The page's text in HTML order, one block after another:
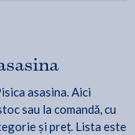
asasina. Aici
sau la comandă, cu
și preț. Lista este